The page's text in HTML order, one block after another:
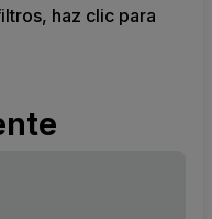
haz clic para